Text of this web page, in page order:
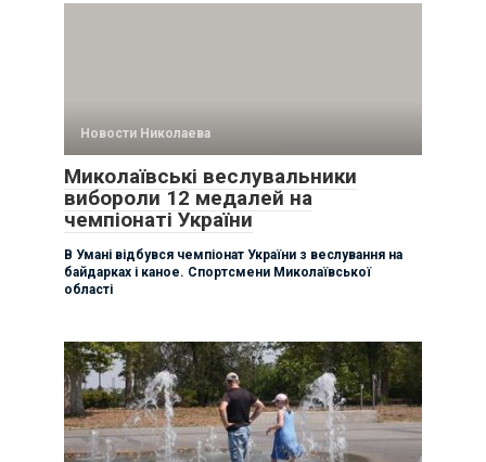
Новости Николаева
Миколаївські веслувальники
вибороли 12 медалей на
чемпіонаті України
В Умані відбувся чемпіонат України з веслування на
байдарках і каное. Спортсмени Миколаївської
області